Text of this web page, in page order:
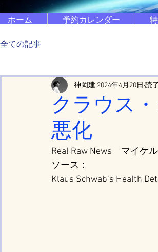
ホーム 予約カレンダー
全ての記事
クラウス
悪化
神岡建 2024年4月20日 読
Real Raw News　マイ
ソース：
Klaus Schwab’s Health